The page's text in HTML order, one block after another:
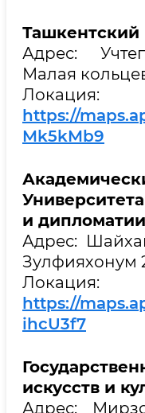
Ташкентский
Адрес:
Малая
Локация:
https://
Mk5kMb9
и дипломатии
Адрес:
Зулфияхонум
Локация:
https://
ihcU3f7
искусств и
Адрес: